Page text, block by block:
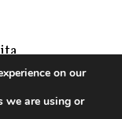
on our
we are using or